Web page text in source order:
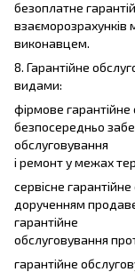
безоплатне
взаєморозрахунків
виконавцем.
8. Гарантійне
видами:
фірмове гарантійне
безпосередньо
обслуговування
і ремонт у межах
сервісне
дорученням
гарантійне
обслуговування
гарантійне